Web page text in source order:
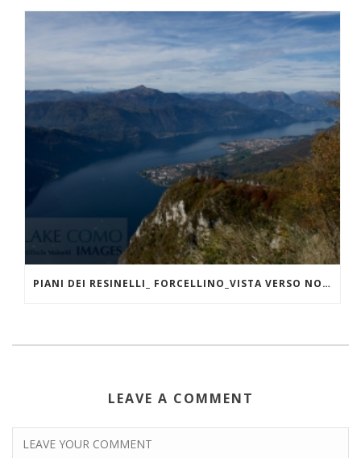
PIANI DEI RESINELLI_ FORCELLINO_VISTA VERSO NORD
LEAVE A COMMENT